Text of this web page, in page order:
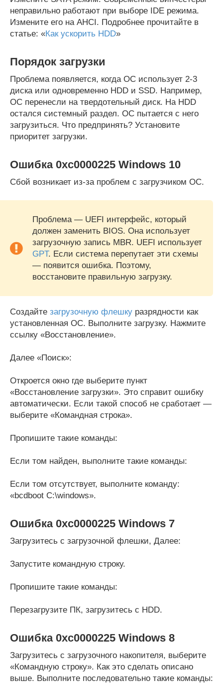
неправильно работают при выборе IDE режима.
Измените его на AHCI. Подробнее прочитайте в
статье: «Как ускорить HDD»
Порядок загрузки
Проблема появляется, когда ОС использует 2-3
диска или одновременно HDD и SSD. Например,
ОС перенесли на твердотельный диск. На HDD
остался системный раздел. ОС пытается с него
загрузиться. Что предпринять? Установите
приоритет загрузки.
Ошибка 0xc0000225 Windows 10
Сбой возникает из-за проблем с загрузчиком ОС.
Проблема — UEFI интерфейс, который
должен заменить BIOS. Она использует
загрузочную запись MBR. UEFI использует
GPT. Если система перепутает эти схемы
— появится ошибка. Поэтому,
восстановите правильную загрузку.
Создайте загрузочную флешку разрядности как
установленная ОС. Выполните загрузку. Нажмите
ссылку «Восстановление».
Далее «Поиск»:
Откроется окно где выберите пункт
«Восстановление загрузки». Это справит ошибку
автоматически. Если такой способ не сработает —
выберите «Командная строка».
Пропишите такие команды:
Если том найден, выполните такие команды:
Если том отсутствует, выполните команду:
«bcdboot C:\windows».
Ошибка 0xc0000225 Windows 7
Загрузитесь с загрузочной флешки, Далее:
Запустите командную строку.
Пропишите такие команды:
Перезагрузите ПК, загрузитесь с HDD.
Ошибка 0xc0000225 Windows 8
Загрузитесь с загрузочного накопителя, выберите
«Командную строку». Как это сделать описано
выше. Выполните последовательно такие команды: